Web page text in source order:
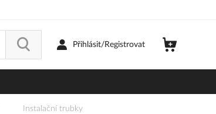
Přihlásit/Registrovat
Instalační trubky